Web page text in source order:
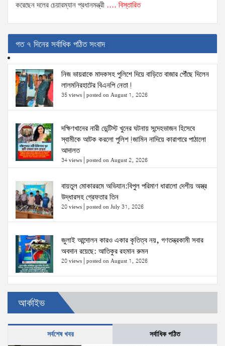
করেছেন দলের চেয়ারম্যান প্রধানমন্ত্রী .... বিস্তারিত
গত ৭ দিনের সর্বাধিক পঠিত সংবাদ
নিজ ভায়রাকে মাদকসহ পুলিশে দিয়ে বাড়িতে বাজার পৌঁছে দিলেন
লালমনিরহাটের বিএনপি নেতা!
35 views posted on August 1, 2026
দক্ষিণখানের নারী ডেন্টিস্ট খুনের ঘটনায় সন্দেহভাজন হিসেবে
স্বামীকে আটক করলো পুলিশ!জামিন নাদিয়ে কারাগারে পাঠালো
আদালত
34 views posted on August 2, 2026
বায়তুল মোকাররমে অভিযান:বিপুল পরিমাণ ধারালো দেশীয় অস্ত্র
উদ্ধারসহ গ্রেফতার তিন
20 views posted on July 31, 2026
জুলাই আন্দোলন কারও একার কৃতিত্ব নয়, গণতন্ত্রকামী সবার
অবদান রয়েছে: আতিকুর রহমান রুমন
20 views posted on August 1, 2026
উত্তরখানে ডিএনসিসি প্রশাসক মো. শফিকুল ও ঢাকা-১৮
আসনের সংসদ সদস্য এস এম জাহাঙ্গীর হোসেনের উপর একদল
দুস্কৃতিকারীদের হামলা
20 views|posted on August 2, 2026
আর্কাইভ
সর্বশেষ খবর সর্বাধিক পঠিত